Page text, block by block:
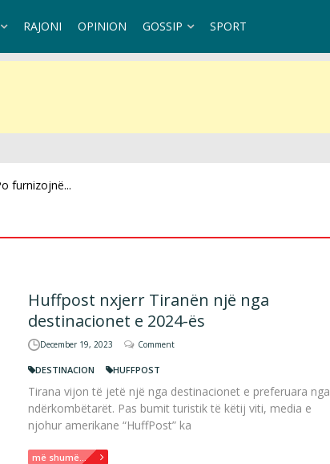
RAJONI OPINION GOSSIP SPORT
furnizojnë...
Huffpost nxjerr Tiranën një nga
destinacionet e 2024-ës
December 19, 2023 Comment
DESTINACION HUFFPOST
Tirana vijon të jetë një nga destinacionet e preferuara nga
ndërkombëtarët. Pas bumit turistik të këtij viti, media e
njohur amerikane “HuffPost” ka
më shumë...